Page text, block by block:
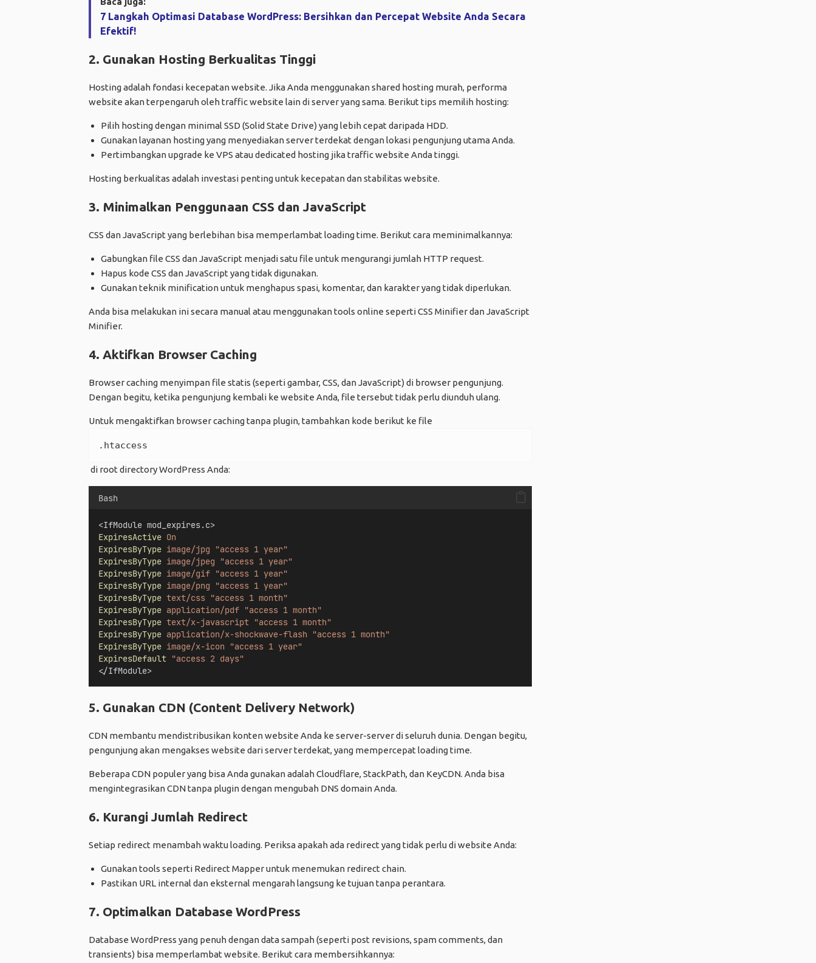
7 Langkah Optimasi Database WordPress: Bersihkan dan Percepat Website Anda Secara
Efektif!
2. Gunakan Hosting Berkualitas Tinggi
Hosting adalah fondasi kecepatan website. Jika Anda menggunakan shared hosting murah, performa
website akan terpengaruh oleh traffic website lain di server yang sama. Berikut tips memilih hosting:
Pilih hosting dengan minimal SSD (Solid State Drive) yang lebih cepat daripada HDD.
Gunakan layanan hosting yang menyediakan server terdekat dengan lokasi pengunjung utama Anda.
Pertimbangkan upgrade ke VPS atau dedicated hosting jika traffic website Anda tinggi.
Hosting berkualitas adalah investasi penting untuk kecepatan dan stabilitas website.
3. Minimalkan Penggunaan CSS dan JavaScript
CSS dan JavaScript yang berlebihan bisa memperlambat loading time. Berikut cara meminimalkannya:
Gabungkan file CSS dan JavaScript menjadi satu file untuk mengurangi jumlah HTTP request.
Hapus kode CSS dan JavaScript yang tidak digunakan.
Gunakan teknik minification untuk menghapus spasi, komentar, dan karakter yang tidak diperlukan.
Anda bisa melakukan ini secara manual atau menggunakan tools online seperti CSS Minifier dan JavaScript
Minifier.
4. Aktifkan Browser Caching
Browser caching menyimpan file statis (seperti gambar, CSS, dan JavaScript) di browser pengunjung.
Dengan begitu, ketika pengunjung kembali ke website Anda, file tersebut tidak perlu diunduh ulang.
Untuk mengaktifkan browser caching tanpa plugin, tambahkan kode berikut ke file
.htaccess
di root directory WordPress Anda:
Bash
<IfModule mod_expires.c>
ExpiresActive On
ExpiresByType image/jpg
"access 1 year"
ExpiresByType image/jpeg
"access 1 year"
ExpiresByType image/gif "access 1 year"
ExpiresByType image/png
"access 1 year"
ExpiresByType text/css "access 1 month"
ExpiresByType application/pdf "access 1 month"
ExpiresByType text/x-javascript "access 1 month"
ExpiresByType application/x-shockwave-flash "access 1 month"
ExpiresByType image/x-icon "access 1 year"
ExpiresDefault "access 2 days"
</IfModule>
5. Gunakan CDN (Content Delivery Network)
CDN membantu mendistribusikan konten website Anda ke server-server di seluruh dunia. Dengan begitu,
pengunjung akan mengakses website dari server terdekat, yang mempercepat loading time.
Beberapa CDN populer yang bisa Anda gunakan adalah Cloudflare, StackPath, dan KeyCDN. Anda bisa
mengintegrasikan CDN tanpa plugin dengan mengubah DNS domain Anda.
6. Kurangi Jumlah Redirect
Setiap redirect menambah waktu loading. Periksa apakah ada redirect yang tidak perlu di website Anda:
Gunakan tools seperti Redirect Mapper untuk menemukan redirect chain.
Pastikan URL internal dan eksternal mengarah langsung ke tujuan tanpa perantara.
7. Optimalkan Database WordPress
Database WordPress yang penuh dengan data sampah (seperti post revisions, spam comments, dan
transients) bisa memperlambat website. Berikut cara membersihkannya: